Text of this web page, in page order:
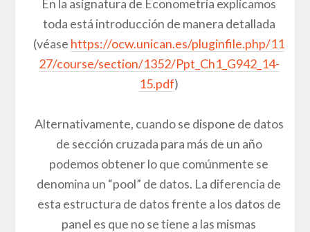
En la asignatura de Econometría explicamos
toda está introducción de manera detallada
(véase https://ocw.unican.es/pluginfile.php/11
27/course/section/1352/Ppt_Ch1_G942_14-
15.pdf)
Alternativamente, cuando se dispone de datos
de sección cruzada para más de un año
podemos obtener lo que comúnmente se
denomina un “pool” de datos. La diferencia de
esta estructura de datos frente a los datos de
panel es que no se tiene a las mismas